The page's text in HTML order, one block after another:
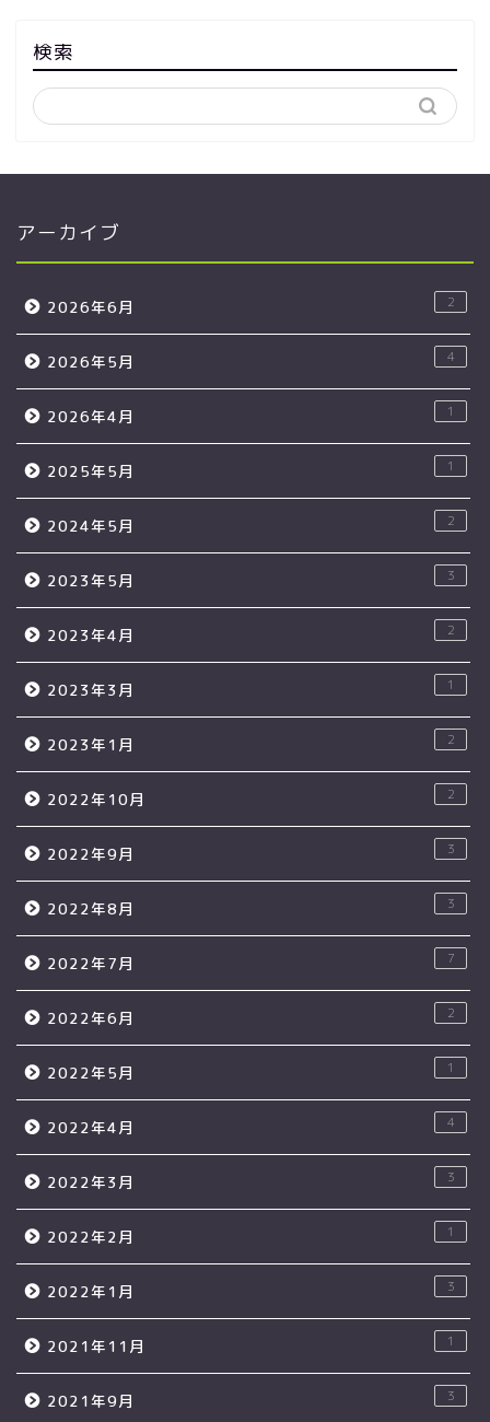
検索
アーカイブ
2026年6月 2
2026年5月 4
2026年4月 1
2025年5月 1
2024年5月 2
2023年5月 3
2023年4月 2
2023年3月 1
2023年1月 2
2022年10月 2
2022年9月 3
2022年8月 3
2022年7月 7
2022年6月 2
2022年5月 1
2022年4月 4
2022年3月 3
2022年2月 1
2022年1月 3
2021年11月 1
2021年9月 3